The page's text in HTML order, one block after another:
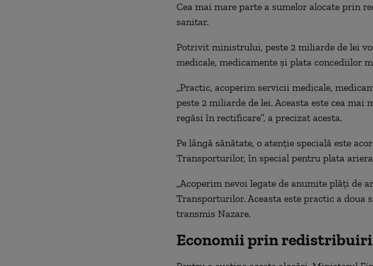
Cea mai mare parte a sumelor alocate prin
sanitar.
Potrivit ministrului, peste 2 miliarde de lei
medicale, medicamente și plata concediilor
„Practic, acoperim servicii medicale,
peste 2 miliarde de lei. Aceasta este cea mai
regăsi în rectificare”, a precizat acesta.
Pe lângă sănătate, o atenție specială este
Transporturilor, în special pentru plata
„Acoperim nevoi legate de anumite plăți de
Transporturilor. Aceasta este practic a doua
transmis Nazare.
Economii prin